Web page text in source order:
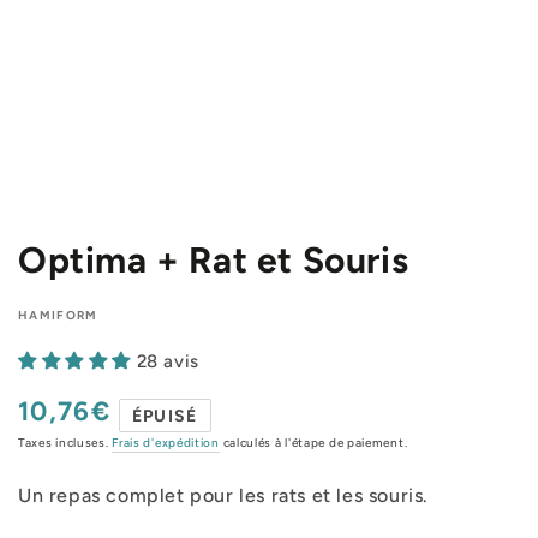
Optima + Rat et Souris
HAMIFORM
28 avis
Prix
normal
10,76€ ÉPUISÉ
Taxes incluses. Frais d'expédition calculés à l'étape de paiement.
Un repas complet pour les rats et les souris.